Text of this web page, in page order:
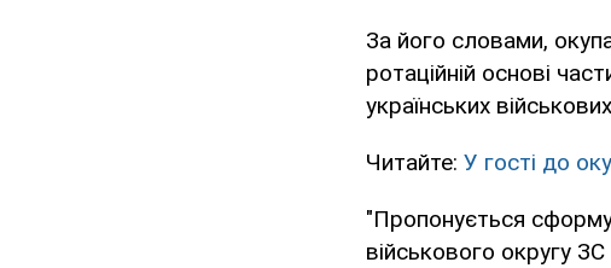
За його словами,
ротаційній основі
українських
Читайте: У гості до
"Пропонується
військового округу